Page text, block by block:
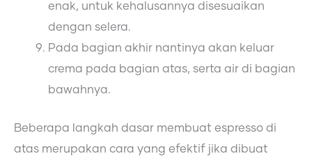
enak, untuk kehalusannya disesuaikan
dengan selera.
Pada bagian akhir nantinya akan keluar
crema pada bagian atas, serta air di bagian
bawahnya.
Beberapa langkah dasar membuat espresso di
atas merupakan cara yang efektif jika dibuat